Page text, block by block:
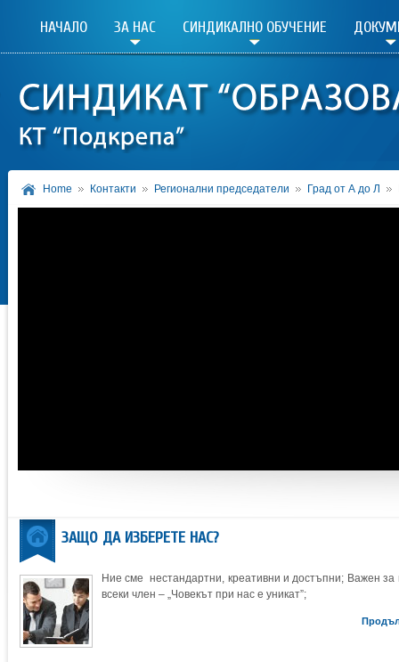
НАЧАЛО ЗА НАС СИНДИКАЛНО ОБУЧЕНИЕ
Home Контакти Регионални председатели Град от А до Л
ЗАЩО ДА ИЗБЕРЕТЕ НАС?
Ние сме нестандартни, креативни и достъпни; Важен за
всеки член – „Човекът при нас е уникат”;